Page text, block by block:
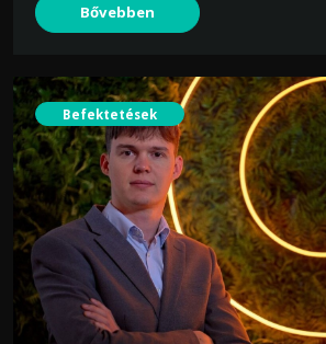
Bővebben
Befektetések